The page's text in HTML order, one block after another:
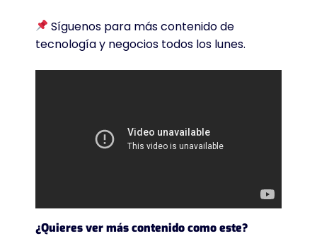
Síguenos para más contenido de
tecnología y negocios todos los lunes.
¿Quieres ver más contenido como este?